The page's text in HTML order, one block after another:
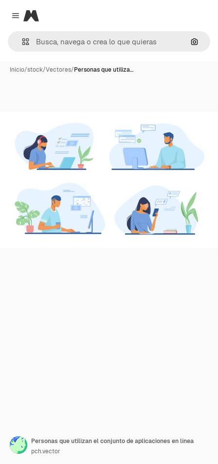
Close menu
Magnific
Inicio/stock/Vectores/Personas que utiliza…
Personas que utilizan el conjunto de aplicaciones en línea
pch.vector